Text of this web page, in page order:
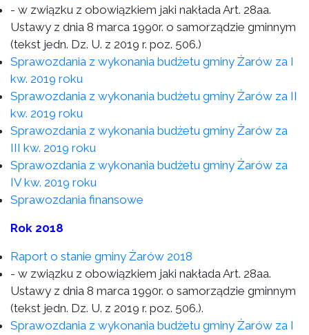
- w związku z obowiązkiem jaki nakłada Art. 28aa.
Ustawy z dnia 8 marca 1990r. o samorządzie gminnym
(tekst jedn. Dz. U. z 2019 r. poz. 506.)
Sprawozdania z wykonania budżetu gminy Żarów za I
kw. 2019 roku
Sprawozdania z wykonania budżetu gminy Żarów za II
kw. 2019 roku
Sprawozdania z wykonania budżetu gminy Żarów za
III kw. 2019 roku
Sprawozdania z wykonania budżetu gminy Żarów za
IV kw. 2019 roku
Sprawozdania finansowe
Rok 2018
Raport o stanie gminy Żarów 2018
- w związku z obowiązkiem jaki nakłada Art. 28aa.
Ustawy z dnia 8 marca 1990r. o samorządzie gminnym
(tekst jedn. Dz. U. z 2019 r. poz. 506.).
Sprawozdania z wykonania budżetu gminy Żarów za I